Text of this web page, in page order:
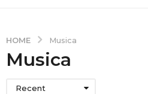
HOME Musica
Musica
Recent